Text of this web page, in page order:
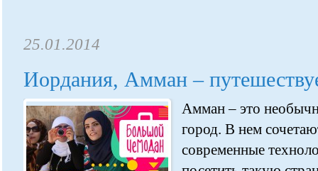
25.01.2014
Иордания, Амман –
Амман – это
город. В нем
современные